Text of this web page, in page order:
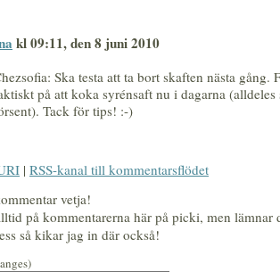
kl 09:11, den 8 juni 2010
Ska testa att ta bort skaften nästa gång.
på att koka syrénsaft nu i dagarna (alldeles
Tack för tips! :-)
| RSS-kanal till kommentarsflödet
vetja!
på kommentarerna här på picki, men lämnar
så kikar jag in där också!